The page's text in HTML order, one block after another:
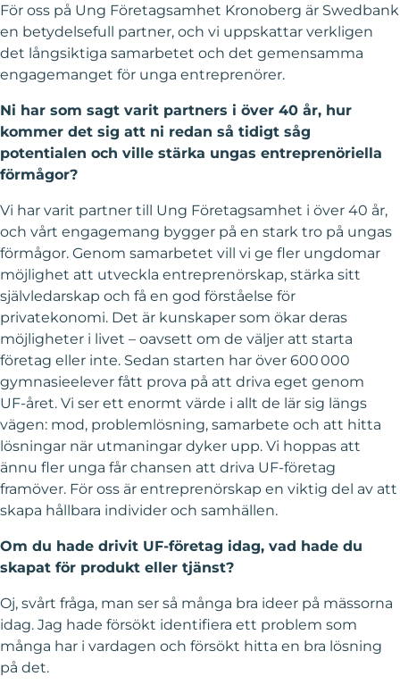
För oss på Ung Företagsamhet Kronoberg är Swedbank
en betydelsefull partner, och vi uppskattar verkligen
det långsiktiga samarbetet och det gemensamma
engagemanget för unga entreprenörer.
Ni har som sagt varit partners i över 40 år, hur
kommer det sig att ni redan så tidigt såg
potentialen och ville stärka ungas entreprenöriella
förmågor?
Vi har varit partner till Ung Företagsamhet i över 40 år,
och vårt engagemang bygger på en stark tro på ungas
förmågor. Genom samarbetet vill vi ge fler ungdomar
möjlighet att utveckla entreprenörskap, stärka sitt
självledarskap och få en god förståelse för
privatekonomi. Det är kunskaper som ökar deras
möjligheter i livet – oavsett om de väljer att starta
företag eller inte. Sedan starten har över 600 000
gymnasieelever fått prova på att driva eget genom
UF‑året. Vi ser ett enormt värde i allt de lär sig längs
vägen: mod, problemlösning, samarbete och att hitta
lösningar när utmaningar dyker upp. Vi hoppas att
ännu fler unga får chansen att driva UF‑företag
framöver. För oss är entreprenörskap en viktig del av att
skapa hållbara individer och samhällen.
Om du hade drivit UF-företag idag, vad hade du
skapat för produkt eller tjänst?
Oj, svårt fråga, man ser så många bra ideer på mässorna
idag. Jag hade försökt identifiera ett problem som
många har i vardagen och försökt hitta en bra lösning
på det.